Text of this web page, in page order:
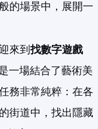
的場景中，展開一
來到找數字遊戲
一場結合了藝術美
務非常純粹：在各
街道中，找出隱藏